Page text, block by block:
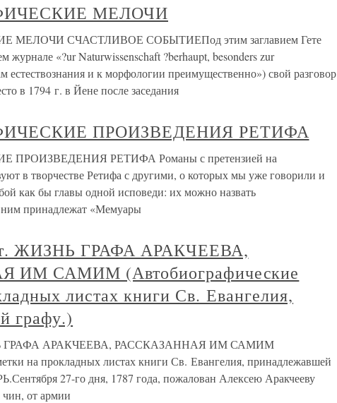
МЕЛОЧИ
СЧАСТЛИВОЕ СОБЫТИЕПод этим заглавием Гете
журнале «?ur Naturwissenschaft ?berhaupt, besonders zur
естествознания и к морфологии преимущественно») свой разговор
в 1794 г. в Йене после заседания
ПРОИЗВЕДЕНИЯ РЕТИФА
РЕТИФА Романы с претензией на
в творчестве Ретифа с другими, о которых мы уже говорили и
как бы главы одной исповеди: их можно назвать
принадлежат «Мемуары
ЖИЗНЬ ГРАФА АРАКЧЕЕВА,
ИМ САМИМ (Автобиографические
листах книги Св. Евангелия,
графу.)
ГРАФА АРАКЧЕЕВА, РАССКАЗАННАЯ ИМ САМИМ
на прокладных листах книги Св. Евангелия, принадлежавшей
27-го дня, 1787 года, пожалован Алексею Аракчееву
от армии